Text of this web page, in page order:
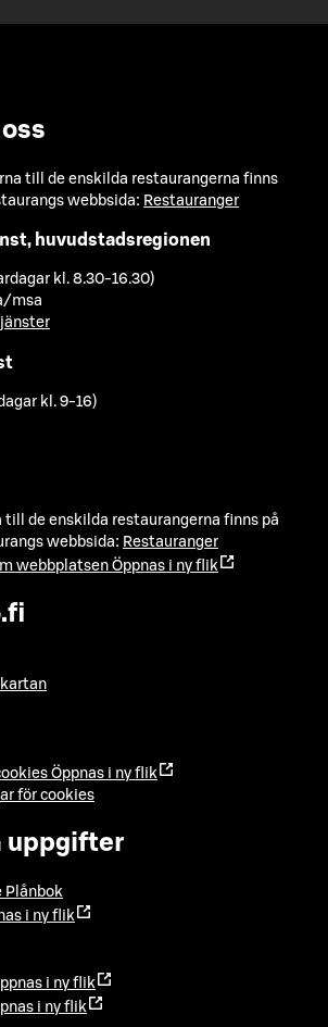
till de enskilda restaurangerna finns
webbsida: Restauranger
huvudstadsregionen
kl. 8.30-16.30)
msa
kl. 9-16)
till de enskilda restaurangerna finns på
webbsida: Restauranger
webbplatsen Öppnas i ny flik
kartan
Öppnas i ny flik
för cookies
uppgifter
Plånbok
i ny flik
i ny flik
i ny flik